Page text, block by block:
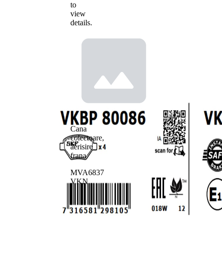
to
view
details.
Cana
colectoare,
aerisire
frana
MVA6837
VKN